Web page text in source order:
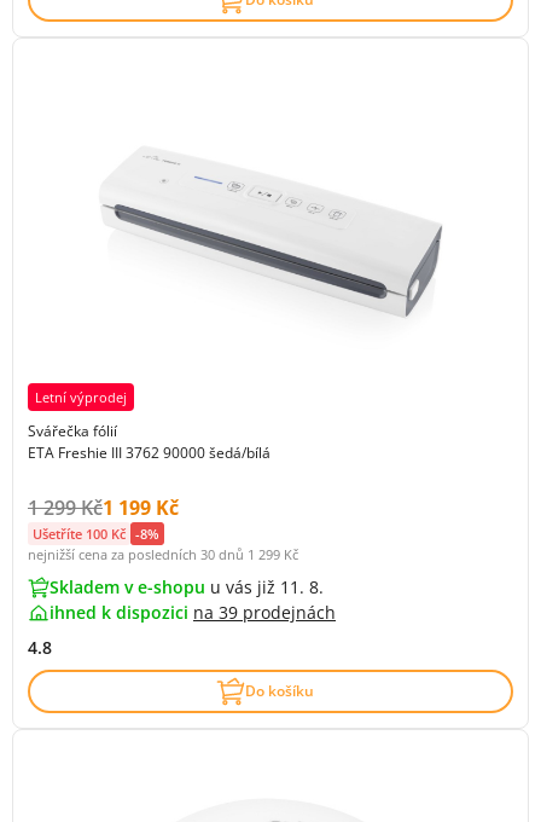
Letní výprodej
Svářečka fólií
ETA Freshie III 3762 90000 šedá/bílá
Původní cena s DPH:
1 299 KčCena s DPH:
1 199 Kč
Ušetříte 100 Kč -8%
nejnižší cena za posledních 30 dnů 1 299 Kč
Skladem v e-shopu u vás již 11. 8.
ihned k dispozici na 39 prodejnách
4.8
Do košíku